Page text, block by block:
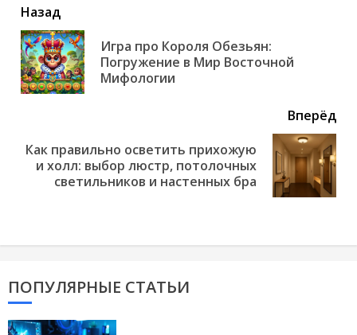
читать
еще
Назад
Игра про Короля Обезьян:
Погружение в Мир Восточной
Мифологии
Вперёд
Next
Как правильно осветить прихожую
и холл: выбор люстр, потолочных
светильников и настенных бра
ПОПУЛЯРНЫЕ СТАТЬИ